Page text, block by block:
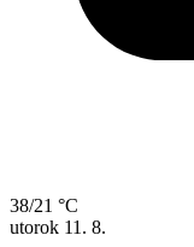
38/21 °C
utorok 11. 8.